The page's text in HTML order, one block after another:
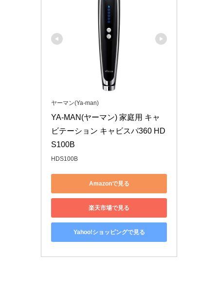
ヤーマン(Ya-man)
YA-MAN(ヤーマン) 家庭用 キャ
ビテーション キャビスパ360 HD
S100B
HDS100B
Amazonで見る
楽天市場で見る
Yahoo!ショッピングで見る